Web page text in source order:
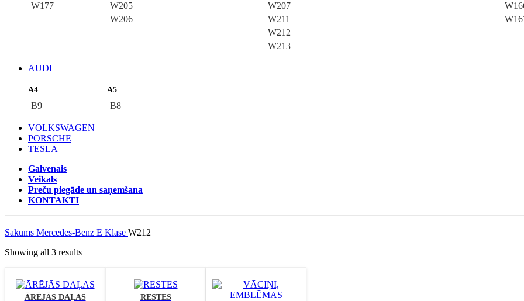
W177
W205
W206
W207
W211
W212
W213
AUDI
A4
B9
A5
B8
VOLKSWAGEN
PORSCHE
TESLA
Galvenais
Veikals
Preču piegāde un saņemšana
KONTAKTI
Sākums Mercedes-Benz E Klase W212
Showing all 3 results
ĀRĒJĀS DAĻAS
RESTES